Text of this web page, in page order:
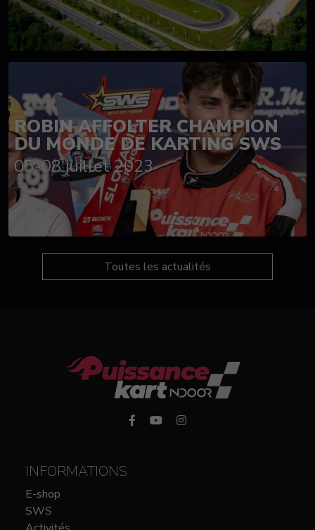
ROBIN AFFOLTER CHAMPION
DU MONDE DE KARTING SWS
05-08 juillet 2023
Toutes les actualités
INFORMATIONS
E-shop
SWS